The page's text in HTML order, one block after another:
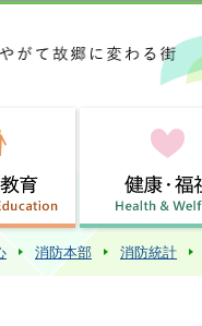
この
消防本部 消防統計